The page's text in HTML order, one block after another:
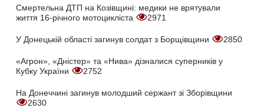
Смертельна ДТП на Козівщині: медики не врятували
життя 16-річного мотоцикліста
2971
У Донецькій області загинув солдат з Борщівщини 2850
«Агрон», «Дністер» та «Нива» дізналися суперників у
Кубку України
2752
На Донеччині загинув молодший сержант зі Зборівщини
2630